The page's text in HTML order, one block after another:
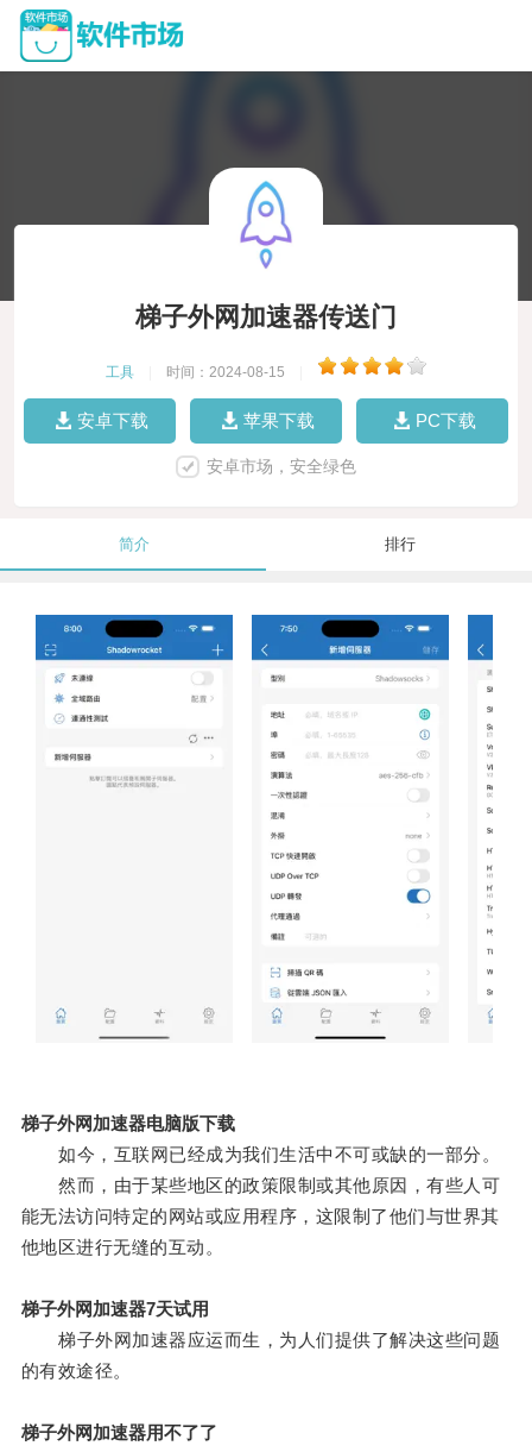
梯子外网加速器传送门
工具 时间：2024-08-15
安卓下载 苹果下载 PC下载
安卓市场，安全绿色
简介 排行
梯子外网加速器电脑版下载
如今，互联网已经成为我们生活中不可或缺的一部分。
然而，由于某些地区的政策限制或其他原因，有些人可
能无法访问特定的网站或应用程序，这限制了他们与世界其
他地区进行无缝的互动。
梯子外网加速器7天试用
梯子外网加速器应运而生，为人们提供了解决这些问题
的有效途径。
梯子外网加速器用不了了